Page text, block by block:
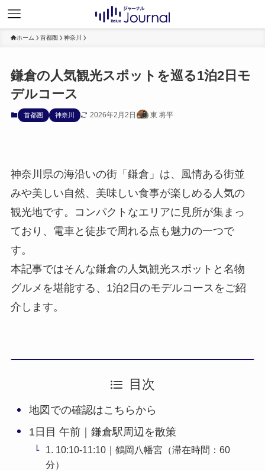
ホーム 首都圏 神奈川
鎌倉の人気観光スポットを巡る1泊2日モ
デルコース
首都圏 神奈川 2026年2月2日 東 将平
神奈川県の海沿いの街「鎌倉」は、風情ある街並
みや美しい自然、美味しい食事が楽しめる人気の
観光地です。コンパクトなエリアに見所が集まっ
ており、電車と徒歩で周れる点も魅力の一つで
す。
本記事ではそんな鎌倉の人気観光スポットと名物
グルメを堪能する、1泊2日のモデルコースをご紹
介します。
目次
地図での確認はこちらから
1日目 午前｜鎌倉駅周辺を散策
1. 10:10-11:10｜鶴岡八幡宮（滞在時間：60
分）